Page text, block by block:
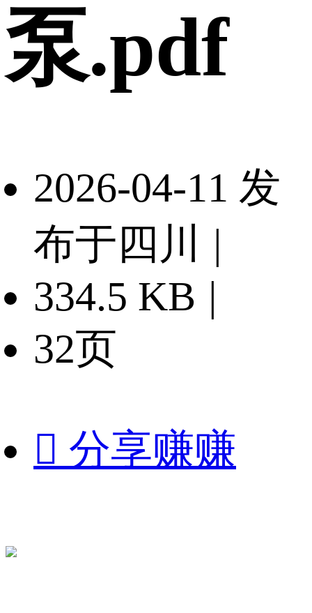
泵.pdf
2026-04-11 发
布于四川
|
334.5 KB |
32页
 分享赚赚